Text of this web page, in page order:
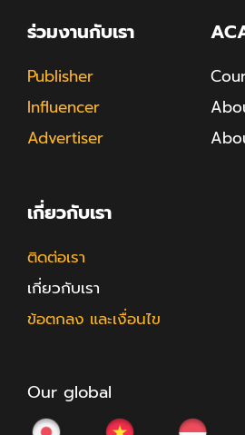
ร่วมงานกับเรา
Publisher
Influencer
Advertiser
เกี่ยวกับเรา
ติดต่อเรา
เกี่ยวกับเรา
ข้อตกลง และเงื่อนไข
Our global